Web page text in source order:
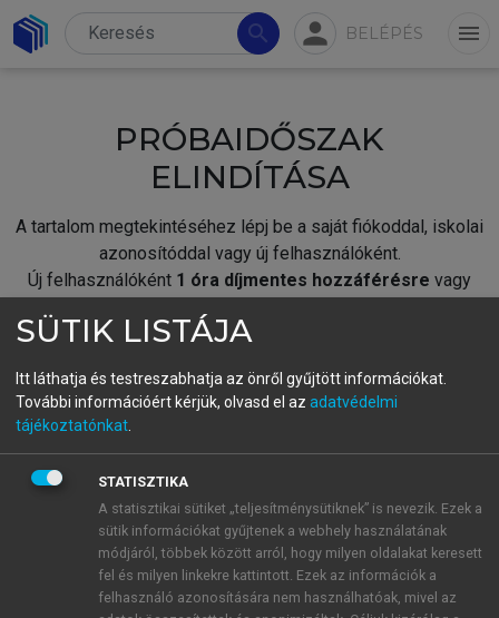
search person BELÉPÉS menu
PRÓBAIDŐSZAK
ELINDÍTÁSA
A tartalom megtekintéséhez lépj be a saját fiókoddal, iskolai
azonosítóddal vagy új felhasználóként.
Új felhasználóként 1 óra díjmentes hozzáférésre vagy
fiókoddal,vagy hozz létre új fiókot.
A regisztráció után apróbaidőszakautomatikusan
BELÉPÉS SAJÁT FIÓKKAL
ÚJ FIÓK LÉTREHOZÁSA
1 óra díjmentes hozzáférés
SÜTIK LISTÁJA
Itt láthatja és testreszabhatja az önről gyűjtött információkat.
További információért kérjük, olvasd el az adatvédelmi
tájékoztatónkat
STATISZTIKA
A statisztikai sütiket „teljesítménysütiknek” is nevezik. Ezek a
sütik információkat gyűjtenek a webhely használatának
módjáról, többek között arról, hogy milyen oldalakat keresett
fel és milyen linkekre kattintott. Ezek az információk a
felhasználó azonosítására nem használhatóak, mivel az